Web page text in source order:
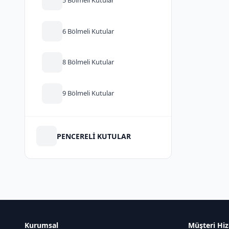
6 Bölmeli Kutular
8 Bölmeli Kutular
9 Bölmeli Kutular
PENCERELİ KUTULAR
Kurumsal Müşteri